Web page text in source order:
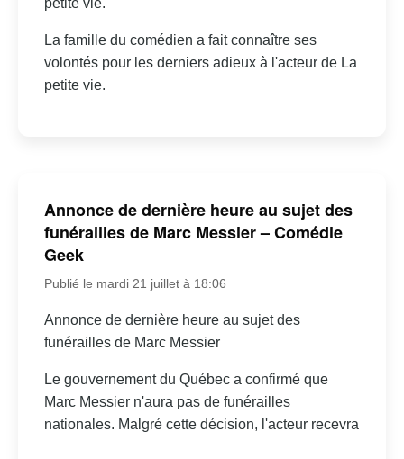
petite vie.
La famille du comédien a fait connaître ses
volontés pour les derniers adieux à l'acteur de La
petite vie.
Annonce de dernière heure au sujet des
funérailles de Marc Messier – Comédie
Geek
Publié le mardi 21 juillet à 18:06
Annonce de dernière heure au sujet des
funérailles de Marc Messier
Le gouvernement du Québec a confirmé que
Marc Messier n'aura pas de funérailles
nationales. Malgré cette décision, l'acteur recevra